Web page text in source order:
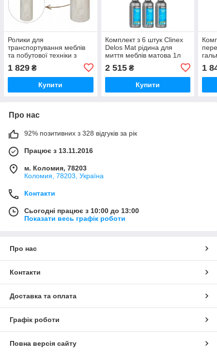
Ролики для
транспортування меблів
та побутової техніки з
ручка 63см
1 829 ₴
Купити
Комплект з 6 штук Clinex
Delos Mat рідина для
миття меблів матова 1л
2 515₴
Купити
1
Про нас
92% позитивних з 328 відгуків за рік
Працює з 13.11.2016
м. Коломия, 78203
Коломия, 78203, Україна
Контакти
Сьогодні працює з 10:00 до 13:00
Показати весь графік роботи
Про нас
Контакти
Доставка та оплата
Графік роботи
Повна версія сайту